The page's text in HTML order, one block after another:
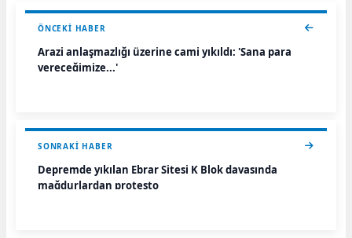
ÖNCEKI HABER
Arazi anlaşmazlığı üzerine cami yıkıldı: 'Sana para
vereceğimize...'
SONRAKI HABER
Depremde yıkılan Ebrar Sitesi K Blok davasında
mağdurlardan protesto